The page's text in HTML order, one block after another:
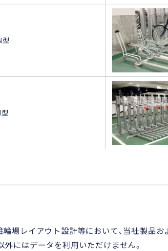
型
場レイアウト設計等において、当社製品
にはデータを利用いただけません。